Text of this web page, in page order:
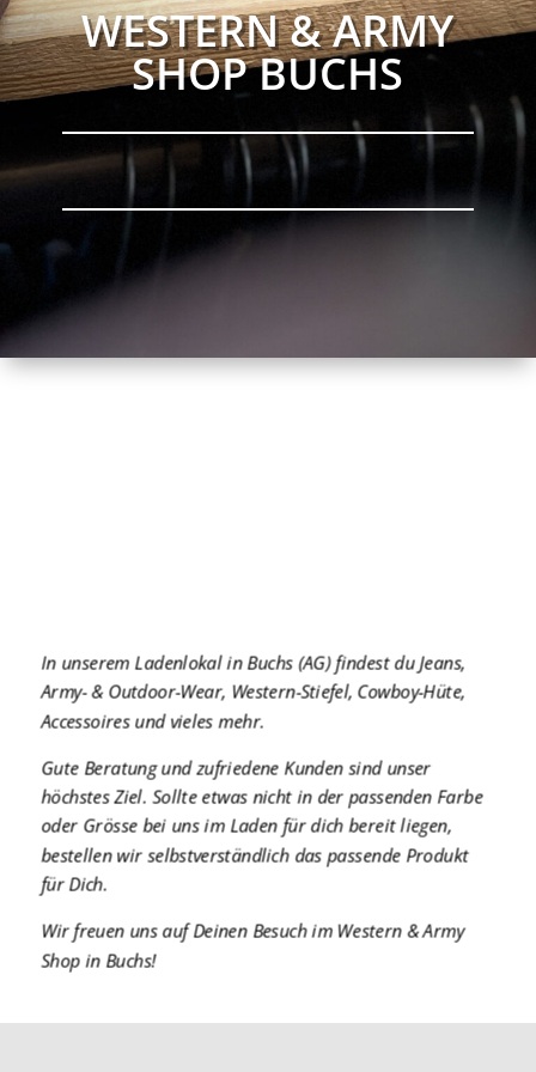
WESTERN & ARMY
SHOP BUCHS
In unserem Ladenlokal in Buchs (AG) findest du Jeans,
Army- & Outdoor-Wear, Western-Stiefel, Cowboy-Hüte,
Accessoires und vieles mehr.
Gute Beratung und zufriedene Kunden sind unser
höchstes Ziel. Sollte etwas nicht in der passenden Farbe
oder Grösse bei uns im Laden für dich bereit liegen,
bestellen wir selbstverständlich das passende Produkt
für Dich.
Wir freuen uns auf Deinen Besuch im Western & Army
Shop in Buchs!